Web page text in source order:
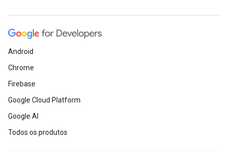
Android
Chrome
Firebase
Google Cloud Platform
Google AI
Todos os produtos